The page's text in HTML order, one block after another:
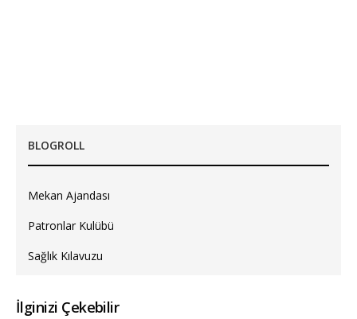
BLOGROLL
Mekan Ajandası
Patronlar Kulübü
Sağlık Kılavuzu
İlginizi Çekebilir